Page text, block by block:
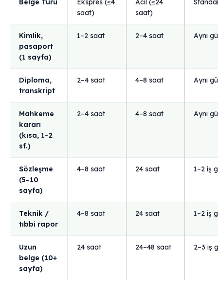
Belge Türü
Ekspres (≤4
saat)
Acil (≤24
saat)
Kimlik,
pasaport
(1 sayfa)
1–2 saat 2–4 saat Aynı
Diploma,
transkript
2–4 saat 4–8 saat Aynı
Mahkeme
kararı
(kısa, 1–2
sf.)
2–4 saat 4–8 saat Aynı
Sözleşme
(5–10
sayfa)
4–8 saat 24 saat 1–2 iş
Teknik /
tıbbi rapor
4–8 saat 24 saat 1–2 iş
Uzun
belge (10+
sayfa)
24 saat 24–48 saat 2–3 iş